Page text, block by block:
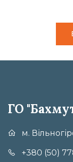
ГО
м.
+380 (50)